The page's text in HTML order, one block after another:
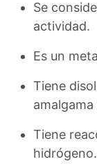
Se
actividad.
Es un
Tiene
Tiene
hidrógeno.